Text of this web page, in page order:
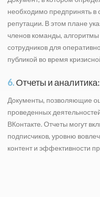
необходимо предпринять в
репутации. В этом плане
членов команды,
сотрудников для
публикой во время
6.Отчеты и аналитика:
Документы, позволяющие
проведенных
ВКонтакте. Отчеты могут
подписчиков, уровню
контент и эффективности